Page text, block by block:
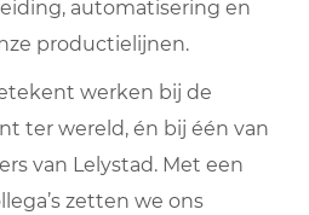
automatisering en
productielijnen.
werken bij de
ter wereld, én bij één van
van Lelystad. Met een
zetten we ons